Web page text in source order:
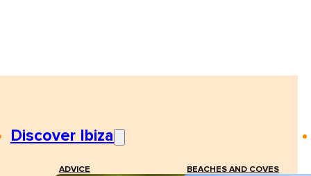
Discover Ibiza
ADVICE BEACHES AND COVES